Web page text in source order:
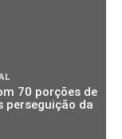
70 porções de
perseguição da